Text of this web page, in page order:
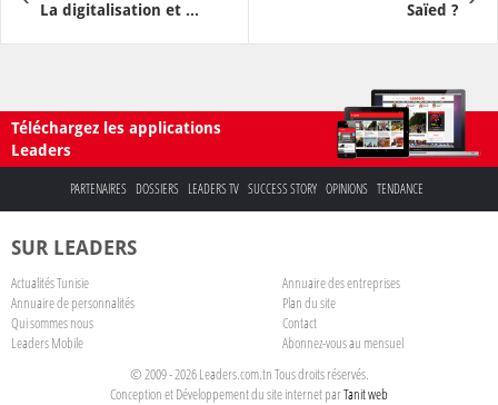
La digitalisation et ...
Saïed ?
Téléchargez les applications
Leaders
PARTENAIRES DOSSIERS LEADERS TV SUCCESS STORY OPINIONS TENDANCE
SUR LEADERS
Actualités Tunisie
Annuaire des entreprises
Annuaire de personnalités
Plan du site
Qui sommes nous
Contact
Leaders Mobile
Abonnez-vous au mensuel
© 2009 - 2026 Leaders.com.tn Tous droits réservés.
Conception et Développement du site internet parTanit web